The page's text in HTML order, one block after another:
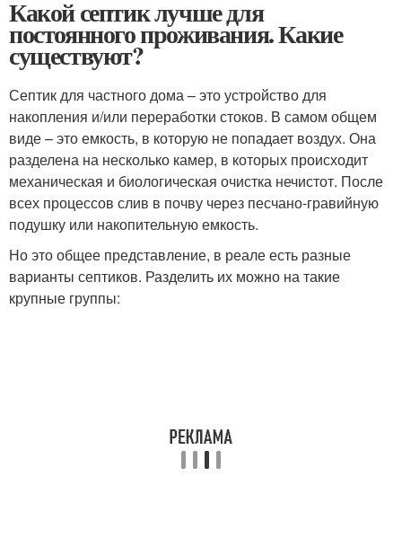
Какой септик лучше для
постоянного проживания. Какие
существуют?
Септик для частного дома – это устройство для
накопления и/или переработки стоков. В самом общем
виде – это емкость, в которую не попадает воздух. Она
разделена на несколько камер, в которых происходит
механическая и биологическая очистка нечистот. После
всех процессов слив в почву через песчано-гравийную
подушку или накопительную емкость.
Но это общее представление, в реале есть разные
варианты септиков. Разделить их можно на такие
крупные группы: